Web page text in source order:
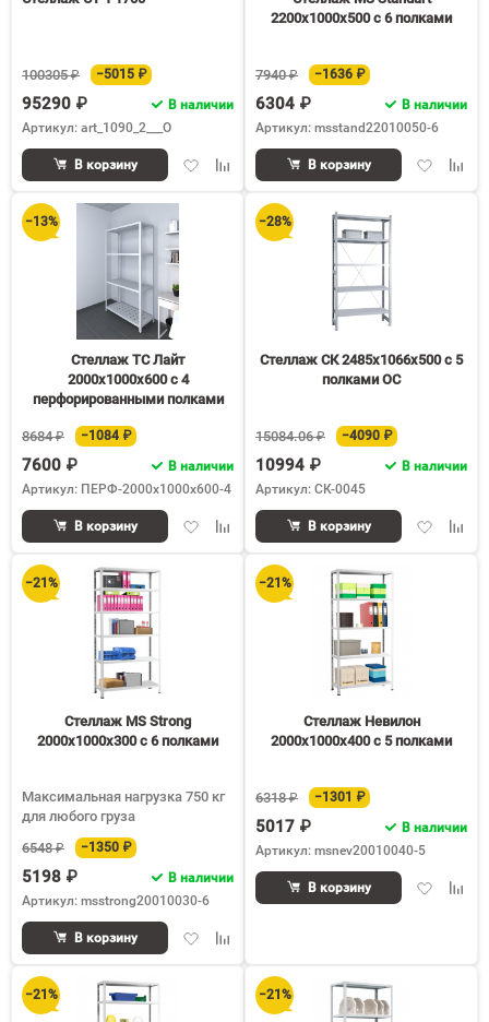
100305 ₽ −5015 ₽
95290 ₽
В наличии
Артикул: art_1090_2___O
Добавить
избранное
Добавить
сравнению
В корзину
2200х1000х500 c 6 полками
7940 ₽ −1636 ₽
6304 ₽
В наличии
Артикул: msstand22010050-6
Добавить
В корзину
−13%
Стеллаж ТС Лайт
2000х1000х600 с 4
перфорированными полками
8684 ₽ −1084 ₽
7600 ₽
В наличии
Артикул: ПЕРФ-2000x1000x600-4
ДобавитьДобавить
сравнению
В корзину
−28%
Стеллаж СК 2485х1066х500 с 5
полками ОС
15084.06 ₽ −4090 ₽
10994 ₽
В наличии
Артикул: СК-0045
Добавить
В корзину
−21%
Стеллаж MS Strong
2000х1000х300 c 6 полками
Максимальная нагрузка 750 кг
для любого груза
6548 ₽
−1350 ₽
5198 ₽
В наличии
Артикул: msstrong20010030-6
ДобавитьДобавить
сравнению
В корзину
−21%
Стеллаж Невилон
2000х1000х400 c 5 полками
6318 ₽ −1301 ₽
5017 ₽
В наличии
Артикул: msnev20010040-5
Добавить
В корзину
−21% −21%